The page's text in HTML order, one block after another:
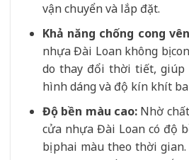
vận chuyển và lắp đặt.
Khả năng chống cong
nhựa Đài Loan không bị
do thay đổi thời tiết, giúp
hình dáng và độ kín khít
Độ bền màu cao:Nhờ
cửa nhựa Đài Loan có độ
bị phai màu theo thời